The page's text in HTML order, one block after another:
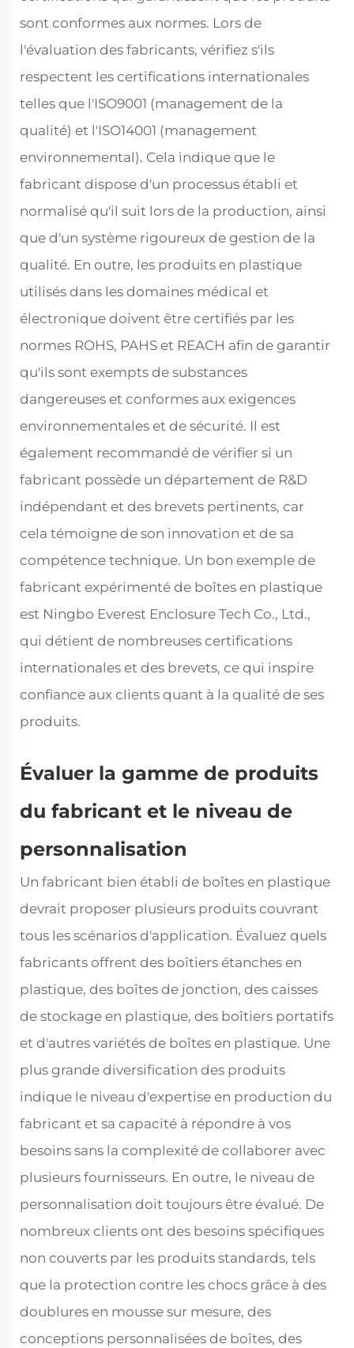
sont conformes aux normes. Lors de
l'évaluation des fabricants, vérifiez s'ils
respectent les certifications internationales
telles que l'ISO9001 (management de la
qualité) et l'ISO14001 (management
environnemental). Cela indique que le
fabricant dispose d'un processus établi et
normalisé qu'il suit lors de la production, ainsi
que d'un système rigoureux de gestion de la
qualité. En outre, les produits en plastique
utilisés dans les domaines médical et
électronique doivent être certifiés par les
normes ROHS, PAHS et REACH afin de garantir
qu'ils sont exempts de substances
dangereuses et conformes aux exigences
environnementales et de sécurité. Il est
également recommandé de vérifier si un
fabricant possède un département de R&D
indépendant et des brevets pertinents, car
cela témoigne de son innovation et de sa
compétence technique. Un bon exemple de
fabricant expérimenté de boîtes en plastique
est Ningbo Everest Enclosure Tech Co., Ltd.,
qui détient de nombreuses certifications
internationales et des brevets, ce qui inspire
confiance aux clients quant à la qualité de ses
produits.
Évaluer la gamme de produits
du fabricant et le niveau de
personnalisation
Un fabricant bien établi de boîtes en plastique
devrait proposer plusieurs produits couvrant
tous les scénarios d'application. Évaluez quels
fabricants offrent des boîtiers étanches en
plastique, des boîtes de jonction, des caisses
de stockage en plastique, des boîtiers portatifs
et d'autres variétés de boîtes en plastique. Une
plus grande diversification des produits
indique le niveau d'expertise en production du
fabricant et sa capacité à répondre à vos
besoins sans la complexité de collaborer avec
plusieurs fournisseurs. En outre, le niveau de
personnalisation doit toujours être évalué. De
nombreux clients ont des besoins spécifiques
non couverts par les produits standards, tels
que la protection contre les chocs grâce à des
doublures en mousse sur mesure, des
conceptions personnalisées de boîtes, des